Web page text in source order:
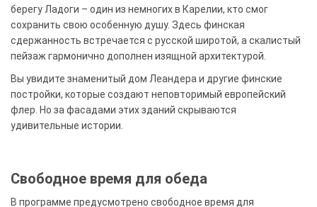
берегу Ладоги – один из немногих в Карелии, кто смог
сохранить свою особенную душу. Здесь финская
сдержанность встречается с русской широтой, а скалистый
пейзаж гармонично дополнен изящной архитектурой.
Вы увидите знаменитый дом Леандера и другие финские
постройки, которые создают неповторимый европейский
флер. Но за фасадами этих зданий скрываются
удивительные истории.
Свободное время для обеда
В программе предусмотрено свободное время для